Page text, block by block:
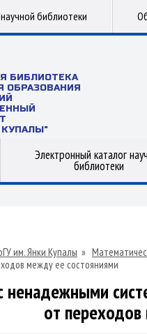
библиотеки
БИБЛИОТЕКА
ОБРАЗОВАНИЯ
Электронный каталог
библиотеки
им. Янки Купалы »
между ее состояниями
ненадежными
от